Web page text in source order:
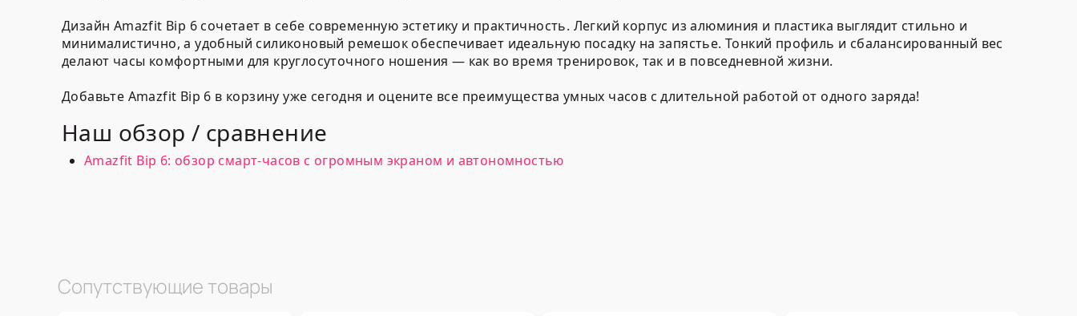
Дизайн Amazfit Bip 6 сочетает в себе современную эстетику и практичность. Легкий корпус из алюминия и пластика выглядит стильно и
минималистично, а удобный силиконовый ремешок обеспечивает идеальную посадку на запястье. Тонкий профиль и сбалансированный вес
делают часы комфортными для круглосуточного ношения — как во время тренировок, так и в повседневной жизни.
Добавьте Amazfit Bip 6 в корзину уже сегодня и оцените все преимущества умных часов с длительной работой от одного заряда!
Наш обзор / сравнение
Amazfit Bip 6: обзор смарт-часов с огромным экраном и автономностью
Сопутствующие товары